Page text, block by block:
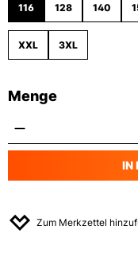
116 128 140
XXL 3XL
Menge
Produkt
IN
Zum Merkzettel